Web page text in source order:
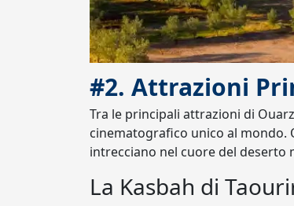
#2. Attrazioni
Tra le principali attrazioni di
cinematografico unico al mondo.
intrecciano nel cuore del deserto
La Kasbah di